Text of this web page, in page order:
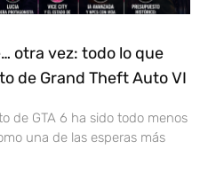
otra vez: todo lo que
de Grand Theft Auto VI
de GTA 6 ha sido todo menos
una de las esperas más